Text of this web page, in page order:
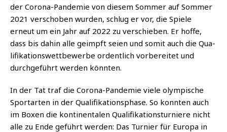
der Coro­na-Pan­de­mie von die­sem Som­mer auf Som­mer
2021 ver­scho­ben wur­den, schlug er vor, die Spie­le
erneut um ein Jahr auf 2022 zu ver­schie­ben. Er hof­fe,
dass bis dahin alle geimpft sei­en und somit auch die Qua­
li­fi­ka­ti­ons­wett­be­wer­be ordent­lich vor­be­rei­tet und
durch­ge­führt wer­den könnten.
In der Tat traf die Coro­na-Pan­de­mie vie­le olym­pi­sche
Sport­ar­ten in der Qua­li­fi­ka­ti­ons­pha­se. So konn­ten auch
im Boxen die kon­ti­nen­ta­len Qua­li­fi­ka­ti­ons­tur­nie­re nicht
alle zu Ende geführt wer­den: Das Tur­nier für Euro­pa in